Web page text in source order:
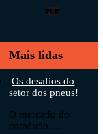
PUB
Mais lidas
Os desafios do
setor dos pneus!
O mercado do
comércio ...